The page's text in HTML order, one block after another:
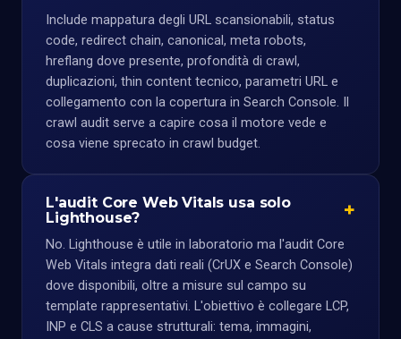
Include mappatura degli URL scansionabili, status
code, redirect chain, canonical, meta robots,
hreflang dove presente, profondità di crawl,
duplicazioni, thin content tecnico, parametri URL e
collegamento con la copertura in Search Console. Il
crawl audit serve a capire cosa il motore vede e
cosa viene sprecato in crawl budget.
L'audit Core Web Vitals usa solo
Lighthouse?
No. Lighthouse è utile in laboratorio ma l'audit Core
Web Vitals integra dati reali (CrUX e Search Console)
dove disponibili, oltre a misure sul campo su
template rappresentativi. L'obiettivo è collegare LCP,
INP e CLS a cause strutturali: tema, immagini,